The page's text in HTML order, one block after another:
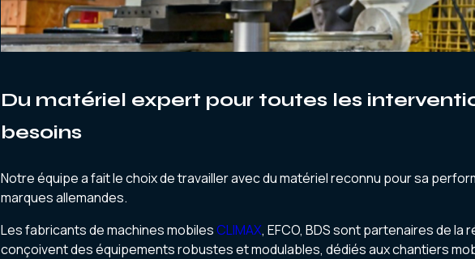
Du matériel expert pour toutes les
besoins
Notre équipe a fait le choix de travailler avec du matériel reconnu pour sa
marques allemandes.
Les fabricants de machines mobilesCLIMAX, EFCO, BDS sont partenaires de la
conçoivent des équipements robustes et modulables, dédiés aux chantiers